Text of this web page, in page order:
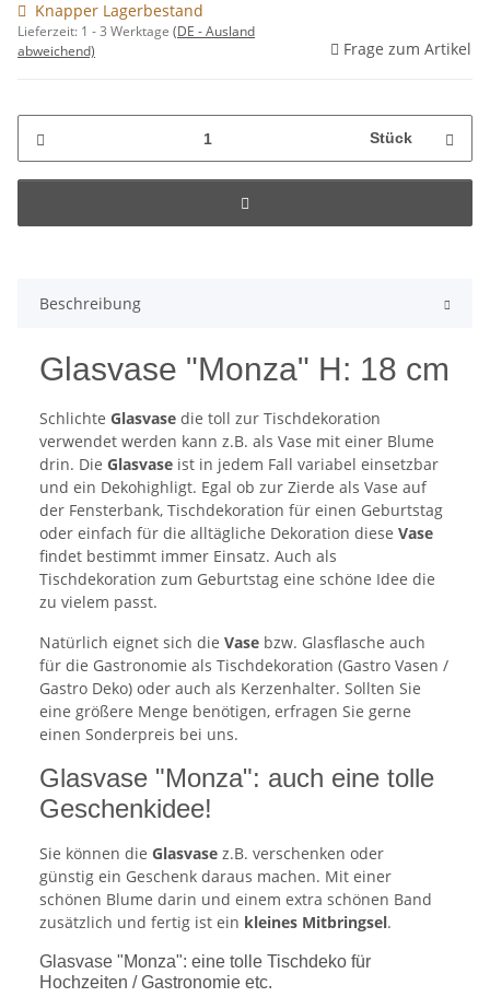
Knapper Lagerbestand
Lieferzeit: 1 - 3 Werktage (DE - Ausland
abweichend)
Frage zum Artikel
Stück
Beschreibung
Glasvase "Monza" H: 18 cm
Schlichte Glasvase die toll zur Tischdekoration
verwendet werden kann z.B. als Vase mit einer Blume
drin. Die Glasvase ist in jedem Fall variabel einsetzbar
und ein Dekohighligt. Egal ob zur Zierde als Vase auf
der Fensterbank, Tischdekoration für einen Geburtstag
oder einfach für die alltägliche Dekoration diese Vase
findet bestimmt immer Einsatz. Auch als
Tischdekoration zum Geburtstag eine schöne Idee die
zu vielem passt.
Natürlich eignet sich die Vase bzw. Glasflasche auch
für die Gastronomie als Tischdekoration (Gastro Vasen /
Gastro Deko) oder auch als Kerzenhalter. Sollten Sie
eine größere Menge benötigen, erfragen Sie gerne
einen Sonderpreis bei uns.
Glasvase "Monza": auch eine tolle
Geschenkidee!
Sie können die Glasvase z.B. verschenken oder
günstig ein Geschenk daraus machen. Mit einer
schönen Blume darin und einem extra schönen Band
zusätzlich und fertig ist ein kleines Mitbringsel.
Glasvase "Monza": eine tolle Tischdeko für
Hochzeiten / Gastronomie etc.